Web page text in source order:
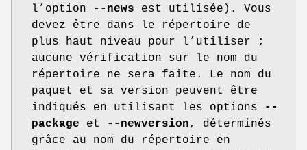
l’option
--news est utilisée). Vous
devez être dans le répertoire de
plus haut niveau pour l’utiliser ;
aucune vérification sur le nom du
répertoire ne sera faite. Le nom du
paquet et sa version peuvent être
indiqués en utilisant les options
--
package et --newversion, déterminés
grâce au nom du répertoire en